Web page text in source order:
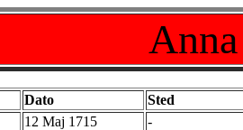
Dato
Sted
12 Maj 1715
-